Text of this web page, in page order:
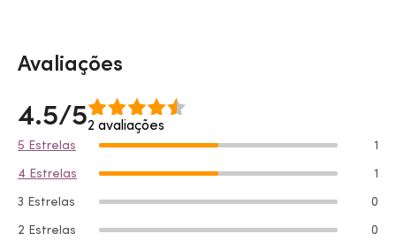
Avaliações
4.5/52 avaliações
5 Estrelas
1
4 Estrelas
1
3 Estrelas
0
2 Estrelas
0